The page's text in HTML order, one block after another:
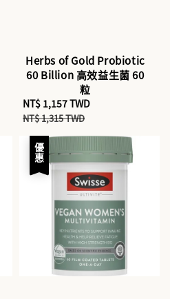
Herbs of Gold Probiotic
60 Billion 高效益生菌 60
粒
Sale
price
NT$ 1,157 TWD
NT$ 1,315 TWD
優惠